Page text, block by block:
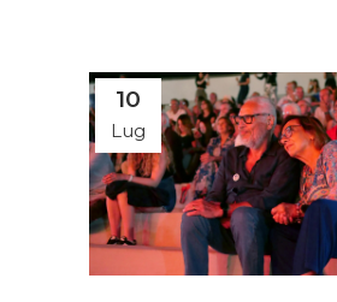
10
Lug